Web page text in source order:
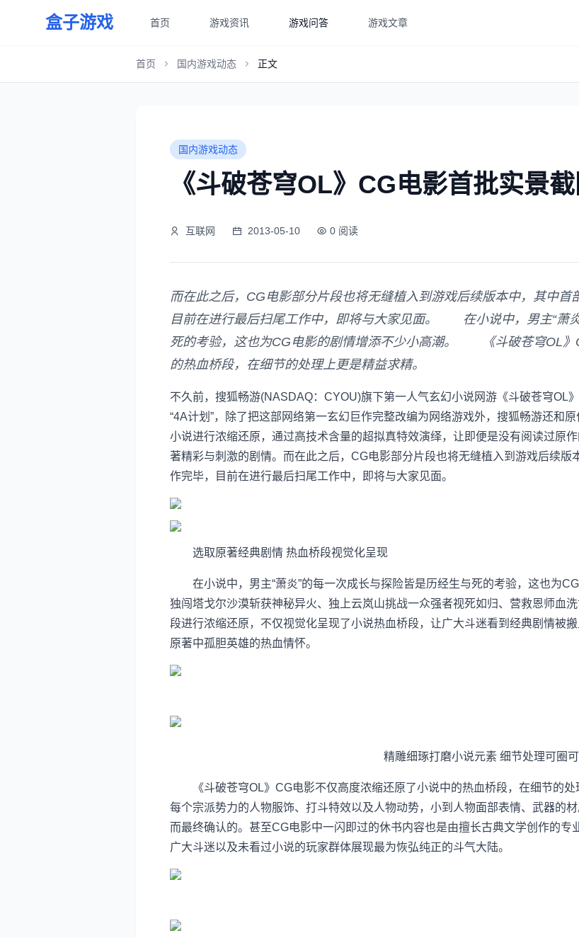
盒子游戏 首页 游戏资讯 游戏问答 游戏文章
首页 国内游戏动态 正文
国内游戏动态
《斗破苍穹OL》CG电影首批实景
互联网 2013-05-10 0 阅读
而在此之后，CG电影部分片段也将无缝植入到游戏后续版本中，其中首
目前在进行最后扫尾工作中，即将与大家见面。 在小说中，男主“萧
死的考验，这也为CG电影的剧情增添不少小高潮。 《斗破苍穹OL》
的热血桥段，在细节的处理上更是精益求精。
不久前，搜狐畅游(NASDAQ：CYOU)旗下第一人气玄幻小说网游《斗破苍穹OL
“4A计划”，除了把这部网络第一玄幻巨作完整改编为网络游戏外，搜狐畅游还和
小说进行浓缩还原，通过高技术含量的超拟真特效演绎，让即便是没有阅读过原
著精彩与刺激的剧情。而在此之后，CG电影部分片段也将无缝植入到游戏后续版
作完毕，目前在进行最后扫尾工作中，即将与大家见面。
选取原著经典剧情 热血桥段视觉化呈现
在小说中，男主“萧炎”的每一次成长与探险皆是历经生与死的考验，这也为
独闯塔戈尔沙漠斩获神秘异火、独上云岚山挑战一众强者视死如归、营救恩师血
段进行浓缩还原，不仅视觉化呈现了小说热血桥段，让广大斗迷看到经典剧情被
原著中孤胆英雄的热血情怀。
精雕细琢打磨小说元素 细节处理可圈
《斗破苍穹OL》CG电影不仅高度浓缩还原了小说中的热血桥段，在细节的处
每个宗派势力的人物服饰、打斗特效以及人物动势，小到人物面部表情、武器的
而最终确认的。甚至CG电影中一闪即过的休书内容也是由擅长古典文学创作的专
广大斗迷以及未看过小说的玩家群体展现最为恢弘纯正的斗气大陆。